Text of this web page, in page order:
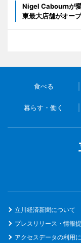
Nigel Cabournが愛
東最大店舗がオープ
食べる
暮らす・働く
立川経済新聞について
プレスリリース・情報
アクセスデータの利用